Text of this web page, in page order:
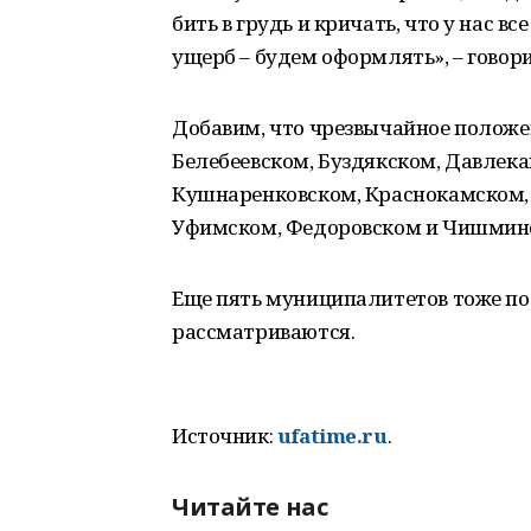
бить в грудь и кричать, что у нас
ущерб – будем оформлять», –
Добавим, что чрезвычайное
Белебеевском, Буздякском,
Кушнаренковском,
Уфимском, Федоровском и
Еще пять муниципалитетов тоже
рассматриваются.
Источник:ufatime.ru.
Читайте нас